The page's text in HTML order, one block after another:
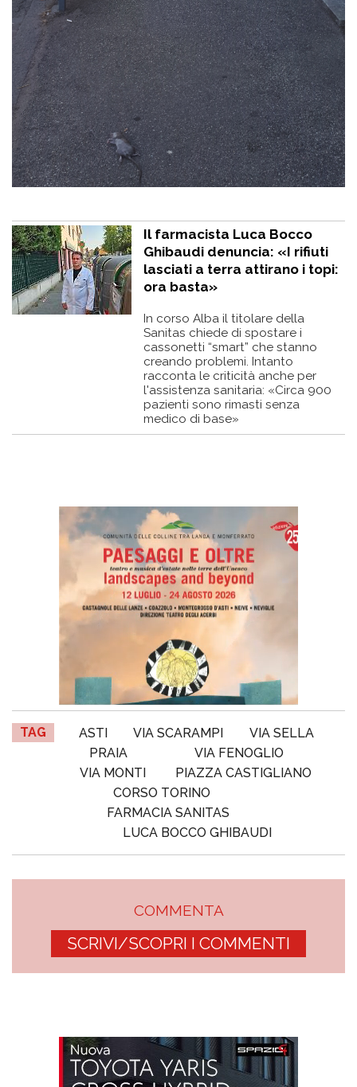
Il farmacista Luca Bocco
Ghibaudi denuncia: «I rifiuti
lasciati a terra attirano i topi:
ora basta»
In corso Alba il titolare della
Sanitas chiede di spostare i
cassonetti “smart” che stanno
creando problemi. Intanto
racconta le criticità anche per
l'assistenza sanitaria: «Circa 900
pazienti sono rimasti senza
medico di base»
TAG ASTI VIA SCARAMPI
VIA SELLA
PRAIA
VIA FENOGLIO
VIA MONTI
PIAZZA CASTIGLIANO
CORSO TORINO
FARMACIA SANITAS
LUCA BOCCO GHIBAUDI
COMMENTA
SCRIVI/SCOPRI I COMMENTI